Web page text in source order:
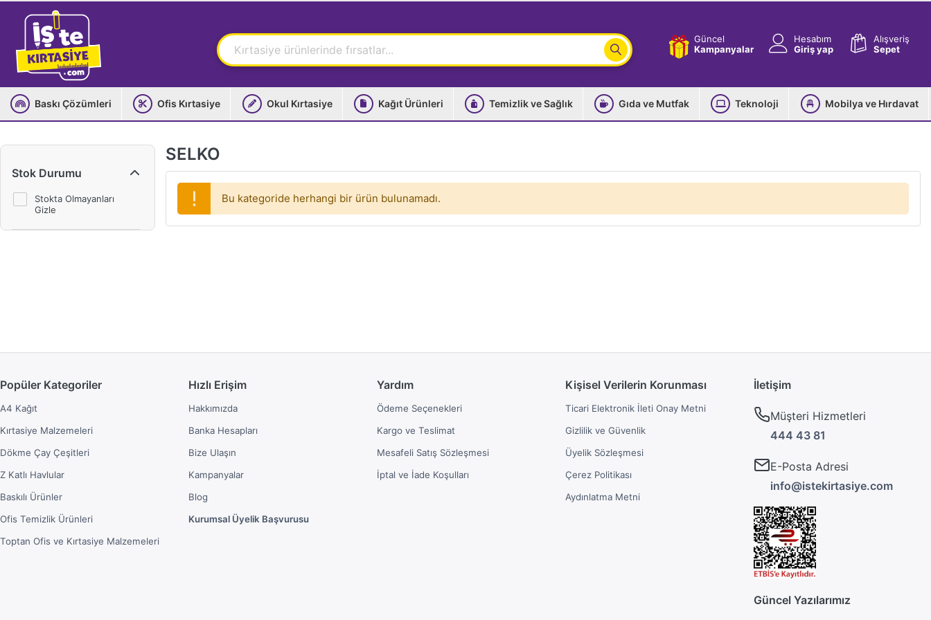
Güncel
Kampanyalar
Hesabım
Giriş yap
Alışveriş
Sepet
Baskı Çözümleri Ofis Kırtasiye Okul Kırtasiye Kağıt Ürünleri Temizlik ve Sağlık Gıda ve Mutfak Teknoloji Mobilya ve Hırdavat
Stok Durumu
Stokta Olmayanları
Gizle
SELKO
Bu kategoride herhangi bir ürün bulunamadı.
Popüler Kategoriler
A4 Kağıt
Kırtasiye Malzemeleri
Dökme Çay Çeşitleri
Z Katlı Havlular
Baskılı Ürünler
Ofis Temizlik Ürünleri
Toptan Ofis ve Kırtasiye Malzemeleri
Hızlı Erişim
Hakkımızda
Banka Hesapları
Bize Ulaşın
Kampanyalar
Blog
Kurumsal Üyelik Başvurusu
Yardım
Ödeme Seçenekleri
Kargo ve Teslimat
Mesafeli Satış Sözleşmesi
İptal ve İade Koşulları
Kişisel Verilerin Korunması
Ticari Elektronik İleti Onay Metni
Gizlilik ve Güvenlik
Üyelik Sözleşmesi
Çerez Politikası
Aydınlatma Metni
İletişim
Müşteri Hizmetleri
444 43 81
E-Posta Adresi
info@istekirtasiye.com
Güncel Yazılarımız